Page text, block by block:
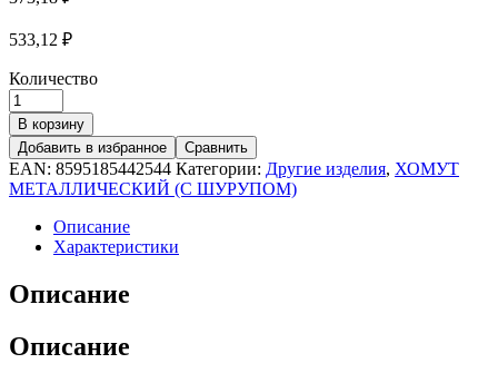
533,12 ₽
Количество
В корзину
Добавить в избранное
Сравнить
EAN: 8595185442544 Категории: Другие изделия, ХОМУТ
МЕТАЛЛИЧЕСКИЙ (С ШУРУПОМ)
Описание
Характеристики
Описание
Описание